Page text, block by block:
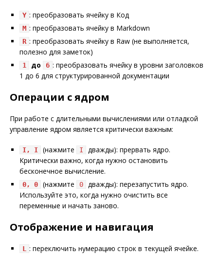
Y : преобразовать ячейку в Код
M : преобразовать ячейку в Markdown
R : преобразовать ячейку в Raw (не выполняется,
полезно для заметок)
1 до 6 : преобразовать ячейку в уровни заголовков
1 до 6 для структурированной документации
Операции с ядром
При работе с длительными вычислениями или отладкой
управление ядром является критически важным:
I, I (нажмите I
дважды): прервать ядро.
Критически важно, когда нужно остановить
бесконечное вычисление.
0, 0 (нажмите 0
дважды): перезапустить ядро.
Используйте это, когда нужно очистить все
переменные и начать заново.
Отображение и навигация
L : переключить нумерацию строк в текущей ячейке.